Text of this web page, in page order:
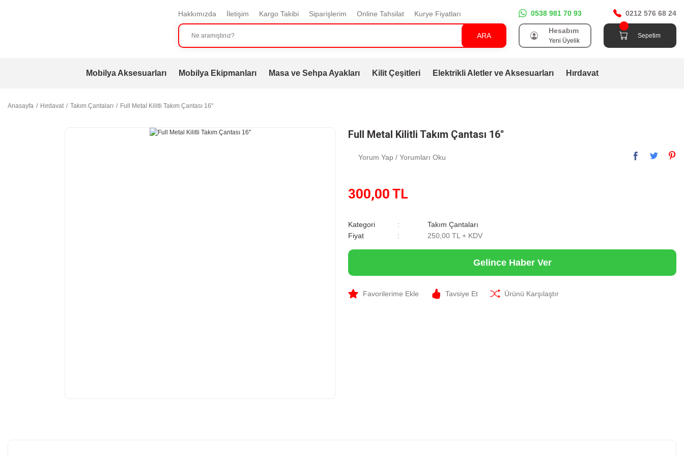
Hakkımızda İletişim Kargo Takibi Siparişlerim Online Tahsilat Kurye Fiyatları
ARA
0538 981 70 93 0212 576 68 24
Hesabım
Yeni Üyelik
Sepetim
Mobilya Aksesuarları Mobilya Ekipmanları Masa ve Sehpa Ayakları Kilit Çeşitleri Elektrikli Aletler ve Aksesuarları Hırdavat
Anasayfa Hırdavat Takım Çantaları Full Metal Kilitli Takım Çantası 16''
Full Metal Kilitli Takım Çantası 16''
Yorum Yap / Yorumları Oku
300,00 TL
Kategori
Takım Çantaları
Fiyat
250,00 TL + KDV
Gelince Haber Ver
Tavsiye Et Ürünü Karşılaştır